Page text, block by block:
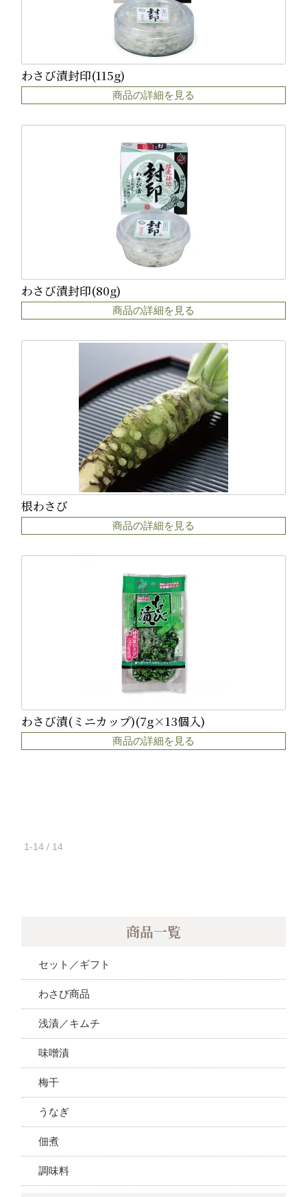
わさび漬封印(115g)
商品の詳細を見る
わさび漬封印(80g)
商品の詳細を見る
根わさび
商品の詳細を見る
わさび漬(ミニカップ)(7g×13個入)
商品の詳細を見る
1-14 / 14
商品一覧
セット／ギフト
わさび商品
浅漬／キムチ
味噌漬
梅干
うなぎ
佃煮
調味料